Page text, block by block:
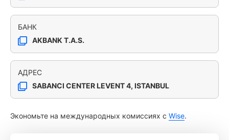
БАНК
AKBANK T.A.S.
АДРЕС
SABANCI CENTER LEVENT 4, ISTANBUL
Экономьте на международных комиссиях с Wise.